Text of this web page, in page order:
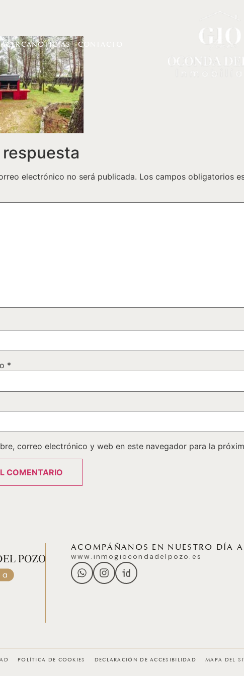
ACERCANOTICIAS CONTACTO
electrónico no será publicada. Los campos obligatorios
*
correo electrónico y web en este navegador para la
ACOMPÁÑANOS EN NUESTRO DÍA
www.inmogiocondadelpozo.es
POLÍTICA DE COOKIES DECLARACIÓN DE ACCESIBILIDAD MAPA DEL